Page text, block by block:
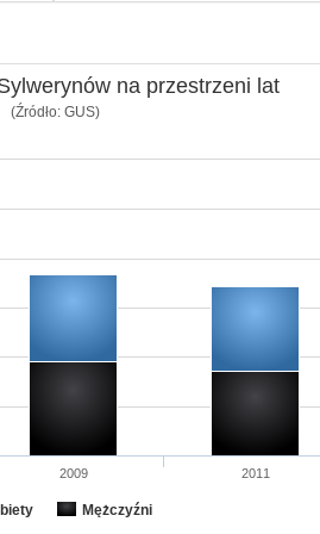
na przestrzeni lat
(Źródło: GUS)
Mężczyźni
2009 2011